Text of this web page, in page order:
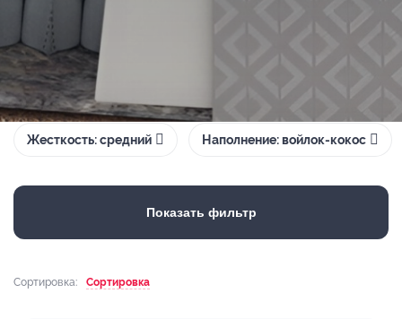
Жесткость: средний Наполнение: войлок-кокос
Показать фильтр
Сортировка: Сортировка